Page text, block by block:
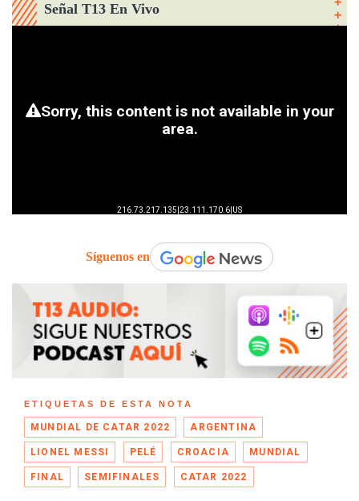
Señal T13 En Vivo
Síguenos en
ETIQUETAS DE ESTA NOTA
MUNDIAL DE CATAR 2022 ARGENTINA
LIONEL MESSI PELÉ CROACIA MUNDIAL
FINAL SEMIFINALES CATAR 2022